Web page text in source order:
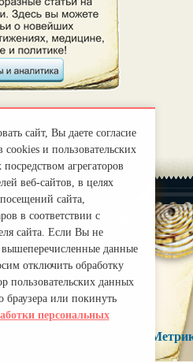
Правила
сайт, Вы даете согласие
cookies и пользовательских
агрегаторов
веб-сайтов, в целях
сайта,
в соответствии с
сайта. Если Вы не
данные
отключить обработку
пользовательских данных
браузера или покинуть
персональных